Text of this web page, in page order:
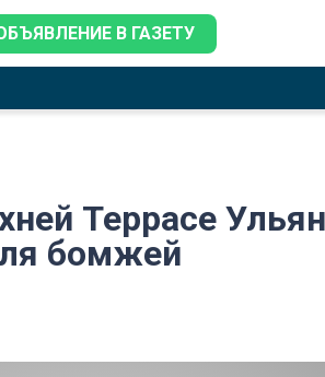
В ГАЗЕТУ
Террасе
бомжей